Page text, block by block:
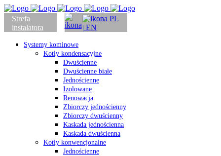
Strefa
instalatora
PL
| EN
Systemy kominowe
Kotły kondensacyjne
Dwuścienne
Dwuścienne białe
Jednościenne
Izolowane
Renowacja
Zbiorczy jednościenny
Zbiorczy dwuścienny
Kaskada jednościenna
Kaskada dwuścienna
Kotły konwencjonalne
Jednościenne